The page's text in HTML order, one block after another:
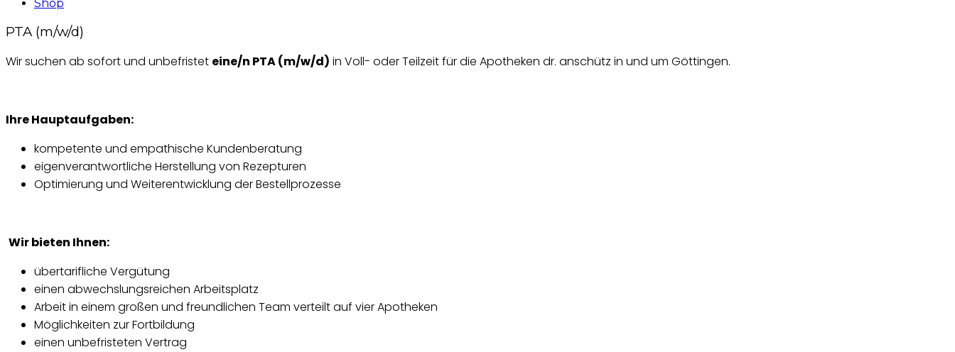
Shop
PTA (m/w/d)
Wir suchen ab sofort und unbefristet eine/n PTA (m/w/d) in Voll- oder Teilzeit für die Apotheken dr. anschütz in und um Göttingen.
Ihre Hauptaufgaben:
kompetente und empathische Kundenberatung
eigenverantwortliche Herstellung von Rezepturen
Optimierung und Weiterentwicklung der Bestellprozesse
Wir bieten Ihnen:
übertarifliche Vergütung
einen abwechslungsreichen Arbeitsplatz
Arbeit in einem großen und freundlichen Team verteilt auf vier Apotheken
Möglichkeiten zur Fortbildung
einen unbefristeten Vertrag